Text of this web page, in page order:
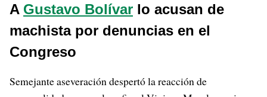
A Gustavo Bolívar lo acusan de
machista por denuncias en el
Congreso
Semejante aseveración despertó la reacción de